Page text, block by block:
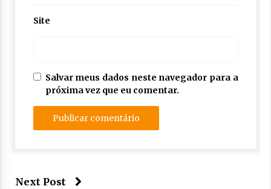
Site
Salvar meus dados neste navegador para a
próxima vez que eu comentar.
Next Post